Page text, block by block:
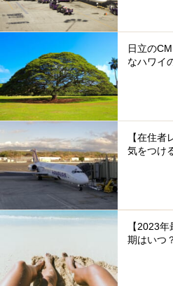
日立の
なハワイ
【在住
気をつけ
【2023
期はいつ